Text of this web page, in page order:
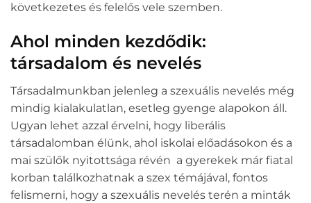
következetes és felelős vele szemben.
Ahol minden kezdődik:
társadalom és nevelés
Társadalmunkban jelenleg a szexuális nevelés még
mindig kialakulatlan, esetleg gyenge alapokon áll.
Ugyan lehet azzal érvelni, hogy liberális
társadalomban élünk, ahol iskolai előadásokon és a
mai szülők nyitottsága révén a gyerekek már fiatal
korban találkozhatnak a szex témájával, fontos
felismerni, hogy a szexuális nevelés terén a minták